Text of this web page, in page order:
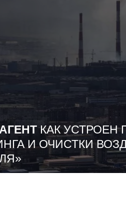
КАК УСТРОЕН
И ОЧИСТКИ